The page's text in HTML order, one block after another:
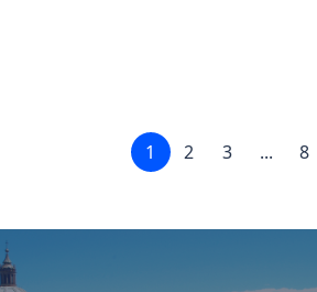
1 2 3 ... 8